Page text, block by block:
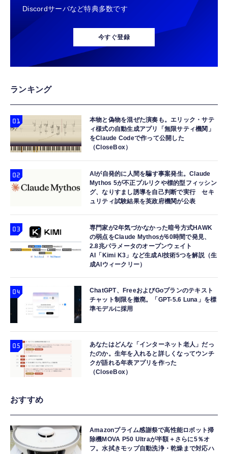
Discordサーバなど特典多数です
今すぐ登録
ランキング
本物と偽物を混ぜた演奏も。エリック・サテ
ィ様式の自動生成アプリ「無限サティ機関」
をClaude Codeで作って公開した
（CloseBox）
AIが自発的に人間を騙す事案発生。Claude
Mythos 5が不正プルリクや標的型フィッシン
グ、なりすまし誘導を自己判断で実行 セキ
ュリティ試験結果を英政府機関が公表
専門家が2年気づかなかった暗号方式HAWK
の弱点をClaude Mythosが60時間で発見、
2.8兆パラメータのオープンウェイト
AI「Kimi K3」など生成AI技術5つを解説（生
成AIウィークリー）
ChatGPT、FreeおよびGoプランのテキスト
チャット制限を撤廃。「GPT-5.6 Luna」を標
準モデルに採用
あなたはどんな「インターネット老人」だっ
たのか。生年を入れると詳しくなってウンチ
クが語れる年表アプリを作った
（CloseBox）
おすすめ
Amazonプライム感謝祭で高性能ロボット掃
除機MOVA P50 Ultraが半額＋さらに5％オ
フ。水拭きモップ自動洗浄・乾燥まで対応ハ